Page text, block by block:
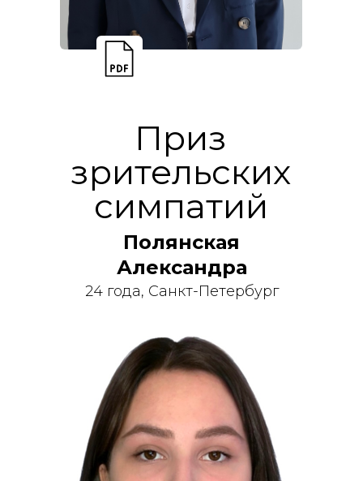
Полянская
Александра
24 года, Санкт-Петербург
Приз
зрительских
симпатий